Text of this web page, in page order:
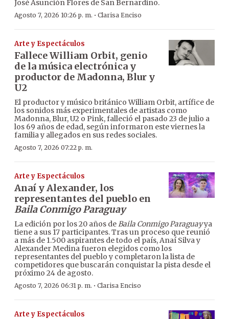
José Asunción Flores de San Bernardino.
Agosto 7, 2026 10:26 p. m. · Clarisa Enciso
Arte y Espectáculos
Fallece William Orbit, genio
de la música electrónica y
productor de Madonna, Blur y
U2
El productor y músico británico William Orbit, artífice de
los sonidos más experimentales de artistas como
Madonna, Blur, U2 o Pink, falleció el pasado 23 de julio a
los 69 años de edad, según informaron este viernes la
familia y allegados en sus redes sociales.
Agosto 7, 2026 07:22 p. m.
Arte y Espectáculos
Anaí y Alexander, los
representantes del pueblo en
Baila Conmigo Paraguay
La edición por los 20 años deBaila Conmigo Paraguayya
tiene a sus 17 participantes. Tras un proceso que reunió
a más de 1.500 aspirantes de todo el país, Anaí Silva y
Alexander Medina fueron elegidos como los
representantes del pueblo y completaron la lista de
competidores que buscarán conquistar la pista desde el
próximo 24 de agosto.
Agosto 7, 2026 06:31 p. m. · Clarisa Enciso
Arte y Espectáculos